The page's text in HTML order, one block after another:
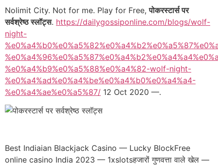
Nolimit City. Not for me. Play for Free,पोकरस्टार्स पर
सर्वश्रेष्ठ स्लॉट्स. https://dailygossiponline.com/blogs/wolf-
night-
%e0%a4%b9%e0%a5%88%e0%a4%82-wolf-night-
%e0%a4%ad%e0%a4%be%e0%a4%b0%e0%a4%a4-
%e0%a4%ae%e0%a5%87/ 12 Oct 2020 —.
Best Indiaian Blackjack Casino — Lucky BlockFree
online casino India 2023 — 1xslotsहजारों गुणवत्ता वाले खेल —